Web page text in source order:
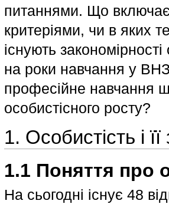
питаннями. Що
критеріями, чи в яких
існують
на роки навчання у
професійне навчання
особистісного росту?
1. Особистість і
1.1 Поняття про
На сьогодні існує 48